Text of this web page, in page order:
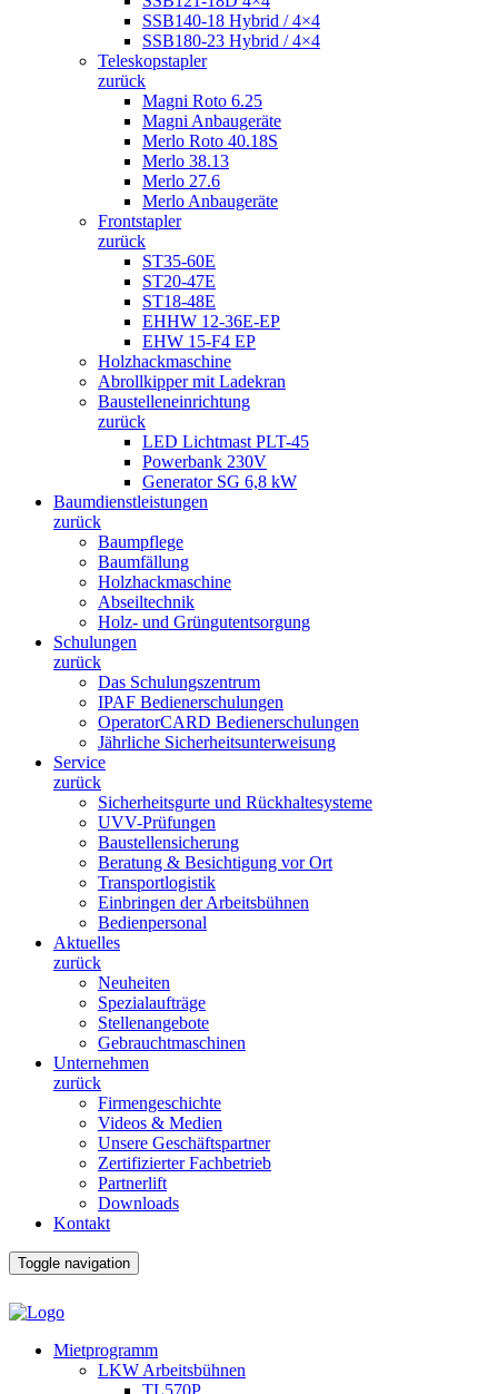
SSB140-18 Hybrid / 4×4
SSB180-23 Hybrid / 4×4
Teleskopstapler
zurück
Magni Roto 6.25
Magni Anbaugeräte
Merlo Roto 40.18S
Merlo 38.13
Merlo 27.6
Merlo Anbaugeräte
Frontstapler
zurück
ST35-60E
ST20-47E
ST18-48E
EHHW 12-36E-EP
EHW 15-F4 EP
Holzhackmaschine
Abrollkipper mit Ladekran
Baustelleneinrichtung
zurück
LED Lichtmast PLT-45
Powerbank 230V
Generator SG 6,8 kW
Baumdienstleistungen
zurück
Baumpflege
Baumfällung
Holzhackmaschine
Abseiltechnik
Holz- und Grüngutentsorgung
Schulungen
zurück
Das Schulungszentrum
IPAF Bedienerschulungen
OperatorCARD Bedienerschulungen
Jährliche Sicherheitsunterweisung
Service
zurück
Sicherheitsgurte und Rückhaltesysteme
UVV-Prüfungen
Baustellensicherung
Beratung & Besichtigung vor Ort
Transportlogistik
Einbringen der Arbeitsbühnen
Bedienpersonal
Aktuelles
zurück
Neuheiten
Spezialaufträge
Stellenangebote
Gebrauchtmaschinen
Unternehmen
zurück
Firmengeschichte
Videos & Medien
Unsere Geschäftspartner
Zertifizierter Fachbetrieb
Partnerlift
Downloads
Kontakt
Toggle navigation
Mietprogramm
LKW Arbeitsbühnen
TL570P